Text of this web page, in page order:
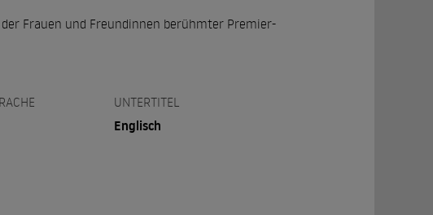
Frauen und Freundinnen berühmter Premier-
UNTERTITEL
Englisch